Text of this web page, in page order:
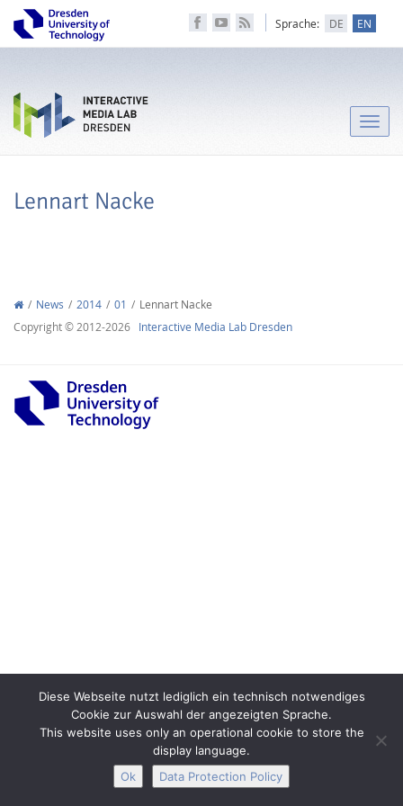
Sprache: DE EN
Toggle
Lennart Nacke
News 2014 01
Lennart Nacke
Copyright © 2012-2026 Interactive Media Lab Dresden
Diese Webseite nutzt lediglich ein technisch notwendiges
Cookie zur Auswahl der angezeigten Sprache.
This website uses only an operational cookie to store the
display language.
Ok
Data Protection Policy